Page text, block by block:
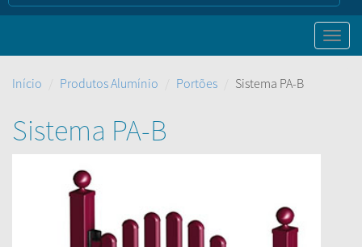
Início Produtos Alumínio Portões Sistema PA-B
Sistema PA-B